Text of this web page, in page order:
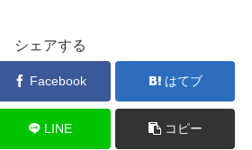
シェアする
Facebook はてブ
LINE コピー